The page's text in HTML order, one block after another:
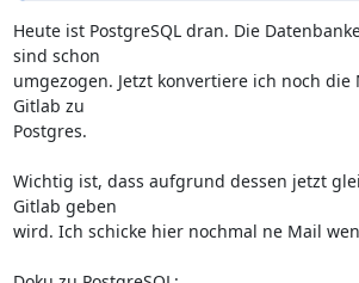
Heute ist PostgreSQL dran. Die
sind schon
umgezogen. Jetzt konvertiere ich noch die
Gitlab zu
Postgres.
Wichtig ist, dass aufgrund dessen jetzt
Gitlab geben
wird. Ich schicke hier nochmal ne Mail